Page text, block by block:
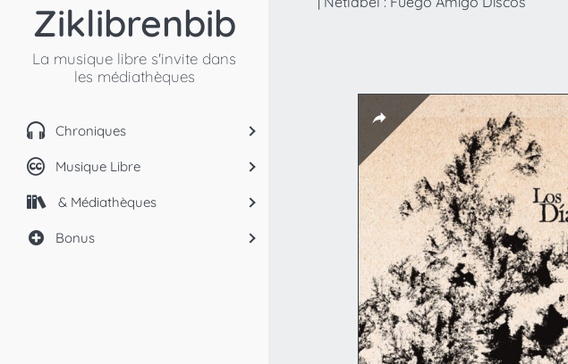
Ziklibrenbib
La musique libre s'invite dans
les médiathèques
Chroniques
Musique Libre
& Médiathèques
Bonus